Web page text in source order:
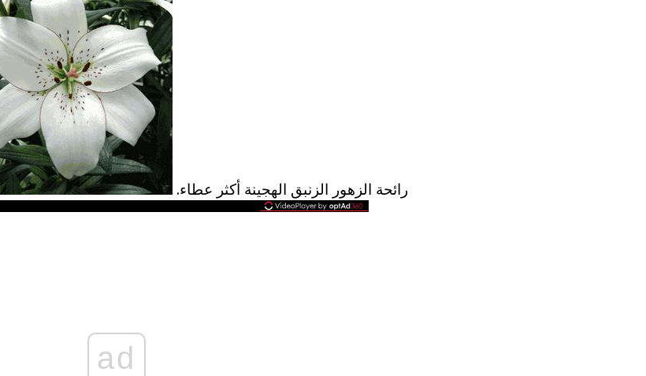
رائحة الزهور الزنبق الهجينة أكثر عطاء.
ad